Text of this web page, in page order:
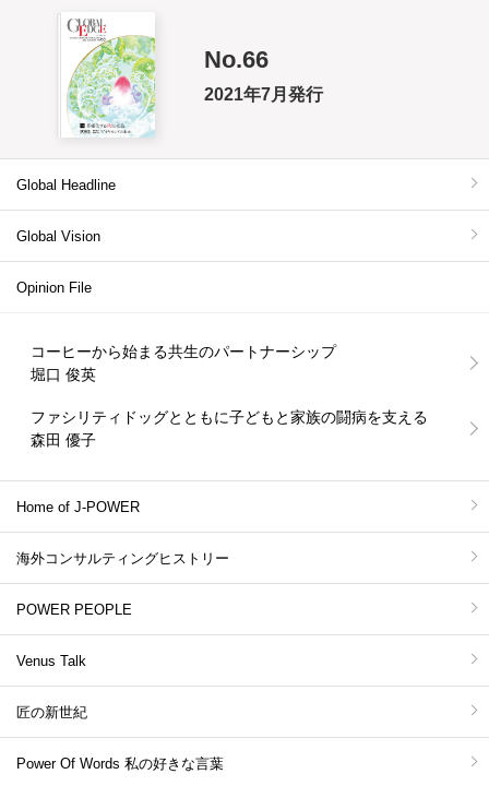
No.66
2021年7月発行
Global Headline
Global Vision
Opinion File
コーヒーから始まる共生のパートナーシップ
堀口 俊英
ファシリティドッグとともに子どもと家族の闘病を支える
森田 優子
Home of J-POWER
海外コンサルティングヒストリー
POWER PEOPLE
Venus Talk
匠の新世紀
Power Of Words 私の好きな言葉